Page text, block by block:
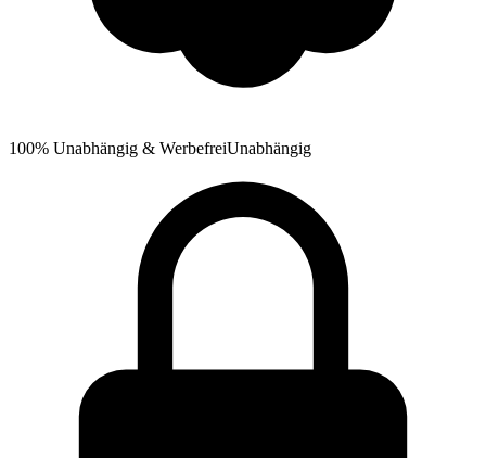
100% Unabhängig & WerbefreiUnabhängig